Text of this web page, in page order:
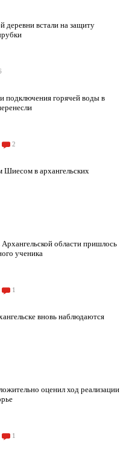
деревни встали на защиту
подключения горячей воды в
2
Шиесом в архангельских
области пришлось
ученика
1
вновь наблюдаются
оценил ход реализации
1